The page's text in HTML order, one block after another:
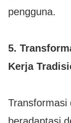
pengguna.
5.
Kerja
Transformasi